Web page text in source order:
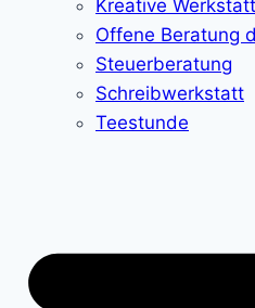
Kreative
Offene Beratung
Steuerberatung
Schreibwerkstatt
Teestunde